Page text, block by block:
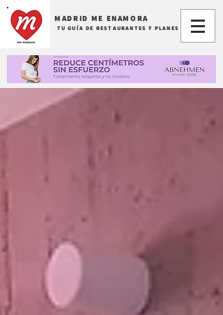
MADRID ME ENAMORA
TU GUÍA DE RESTAURANTES Y PLANES